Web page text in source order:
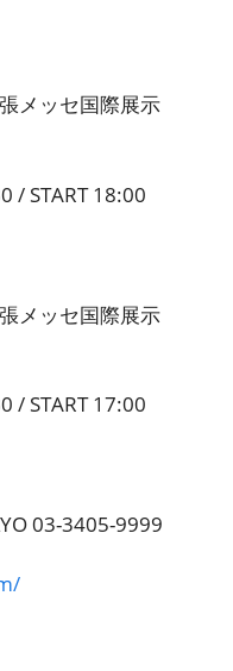
メッセ国際展示
/ START 18:00
メッセ国際展示
/ START 17:00
03-3405-9999